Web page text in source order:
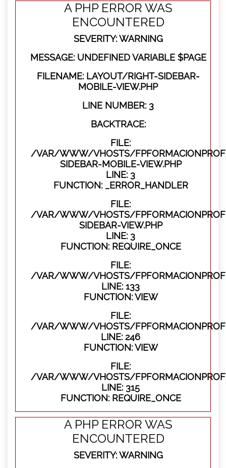
A PHP ERROR WAS
ENCOUNTERED
SEVERITY: WARNING
MESSAGE: UNDEFINED VARIABLE $PAGE
FILENAME: LAYOUT/RIGHT-SIDEBAR-
MOBILE-VIEW.PHP
LINE NUMBER: 3
BACKTRACE:
FILE:
/VAR/WWW/VHOSTS/
SIDEBAR-MOBILE-VIEW.PHP
LINE: 3
FUNCTION: _ERROR_HANDLER
FILE:
/VAR/WWW/VHOSTS/
SIDEBAR-VIEW.PHP
LINE: 3
FUNCTION: REQUIRE_ONCE
FILE:
/VAR/WWW/VHOSTS/
LINE: 133
FUNCTION: VIEW
FILE:
/VAR/WWW/VHOSTS/
LINE: 246
FUNCTION: VIEW
FILE:
/VAR/WWW/VHOSTS/
LINE: 315
FUNCTION: REQUIRE_ONCE
A PHP ERROR WAS
ENCOUNTERED
SEVERITY: WARNING